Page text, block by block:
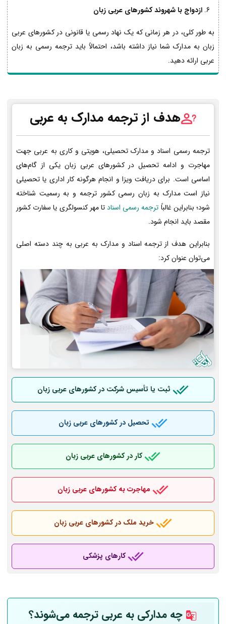
ازدواج با شهروند کشورهای عربی زبان
به طور کلی، در هر زمانی که یک نهاد رسمی یا قانونی در کشورهای عربی
زبان به مدارک شما نیاز داشته باشد، احتمالاً باید ترجمه رسمی به زبان
عربی ارائه دهید.
هدف از ترجمه مدارک به عربی
ترجمه رسمی اسناد و مدارک تحصیلی، هویتی و کاری به عربی جهت
مهاجرت و ادامه تحصیل در کشورهای عربی زبان یکی از گام‌های
اساسی است. برای دریافت ویزا و انجام هرگونه کار اداری یا تحصیلی
نیاز است مدارک به زبان رسمی کشور ترجمه و به رسمیت شناخته
شود؛ بنابراین غالباً ترجمه رسمی اسنادتا مهر کنسولگری یا سفارت کشور
مقصد باید انجام شود.
بنابراین هدف از ترجمه اسناد و مدارک به عربی به چند دسته اصلی
می‌توان عنوان کرد:
ثبت یا تأسیس شرکت در کشورهای عربی زبان
تحصیل در کشورهای عربی زبان
کار در کشورهای عربی زبان
مهاجرت به کشورهای عربی زبان
خرید ملک در کشورهای عربی زبان
کارهای پزشکی
چه مدارکی به عربی ترجمه می‌شوند؟